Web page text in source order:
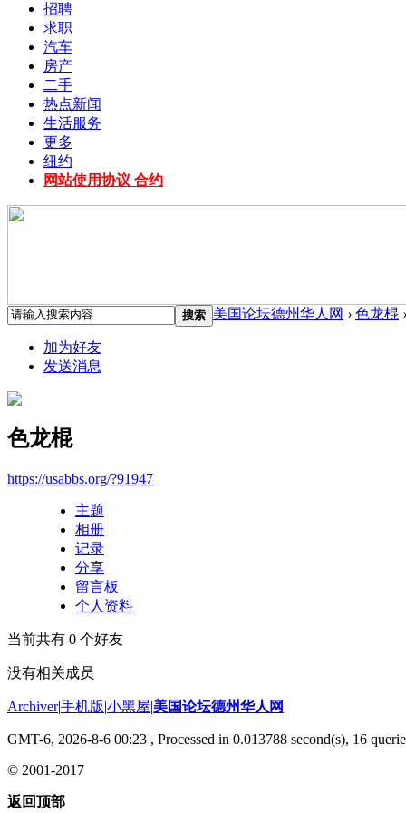
招聘
求职
汽车
房产
二手
热点新闻
生活服务
更多
纽约
网站使用协议 合约
搜索 美国论坛德州华人网 › 色龙棍 ›
加为好友
发送消息
色龙棍
https://usabbs.org/?91947
主题
相册
记录
分享
留言板
个人资料
当前共有 0 个好友
没有相关成员
Archiver|手机版|小黑屋|美国论坛德州华人网
GMT-6, 2026-8-6 00:23 , Processed in 0.013788 second(s), 16
© 2001-2017
返回顶部